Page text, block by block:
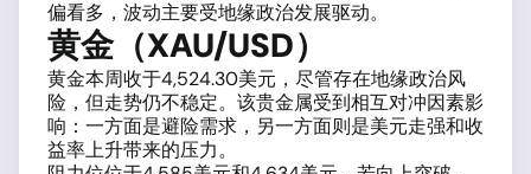
偏看多，波动主要受地缘政治发展驱动。
黄金（XAU/USD）
黄金本周收于4,524.30美元，尽管存在地缘政治风
险，但走势仍不稳定。该贵金属受到相互对冲因素影
响：一方面是避险需求，另一方面则是美元走强和收
益率上升带来的压力。